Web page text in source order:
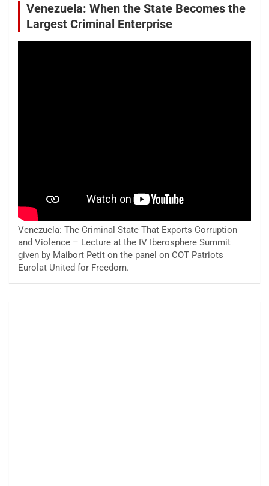
Venezuela: When the State Becomes the
Largest Criminal Enterprise
Venezuela: The Criminal State That Exports Corruption
and Violence – Lecture at the IV Iberosphere Summit
given by Maibort Petit on the panel on COT Patriots
Eurolat United for Freedom.